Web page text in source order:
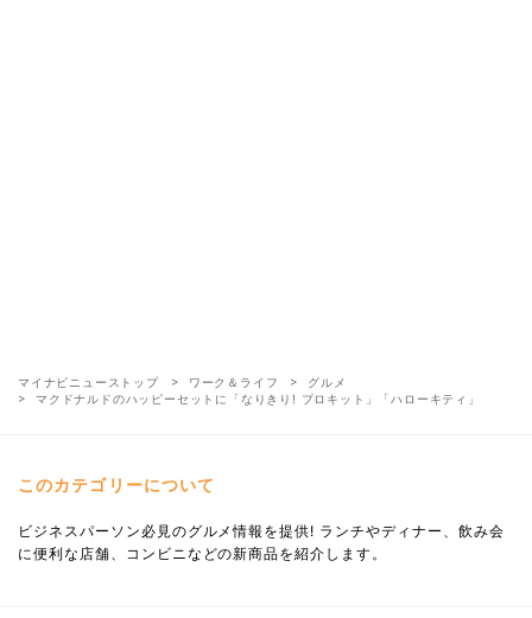
マイナビニューストップ ワーク＆ライフ
グルメ
マクドナルドのハッピーセットに「なりきり! プロキット」「ハローキティ」
このカテゴリーについて
ビジネスパーソン必見のグルメ情報を提供! ランチやディナー、飲み会
に便利な店舗、コンビニなどの新商品を紹介します。